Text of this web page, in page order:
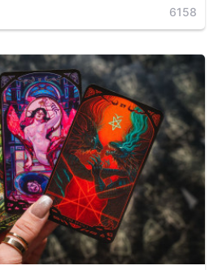
覺知，無論未來發展是否如預6158